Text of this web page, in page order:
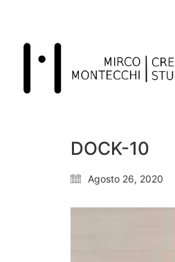
DOCK-10
Agosto 26, 2020